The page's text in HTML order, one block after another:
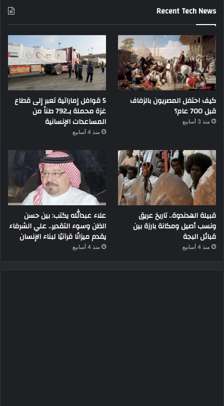
Recent Tech News
كيف احتفل المصريون بالزفاف
قبل 700 عام؟
منذ 3 أسابيع
5 قوافل إماراتية تعبر إلى قطاع
غزة محملة بـ792 طناً من
المساعدات الإنسانية
منذ 4 أسابيع
قبيلة الهدندوة.. تاريخ عريق
ونسب أصيل ومكانة بارزة بين
قبائل البجة
منذ 4 أسابيع
علاء عبدالله يكتب: بين حسن
الظن وسوء التقدير.. علي الشرفاء
يقدم ميزانًا قرآنيًا لبناء الإنسان
منذ 4 أسابيع